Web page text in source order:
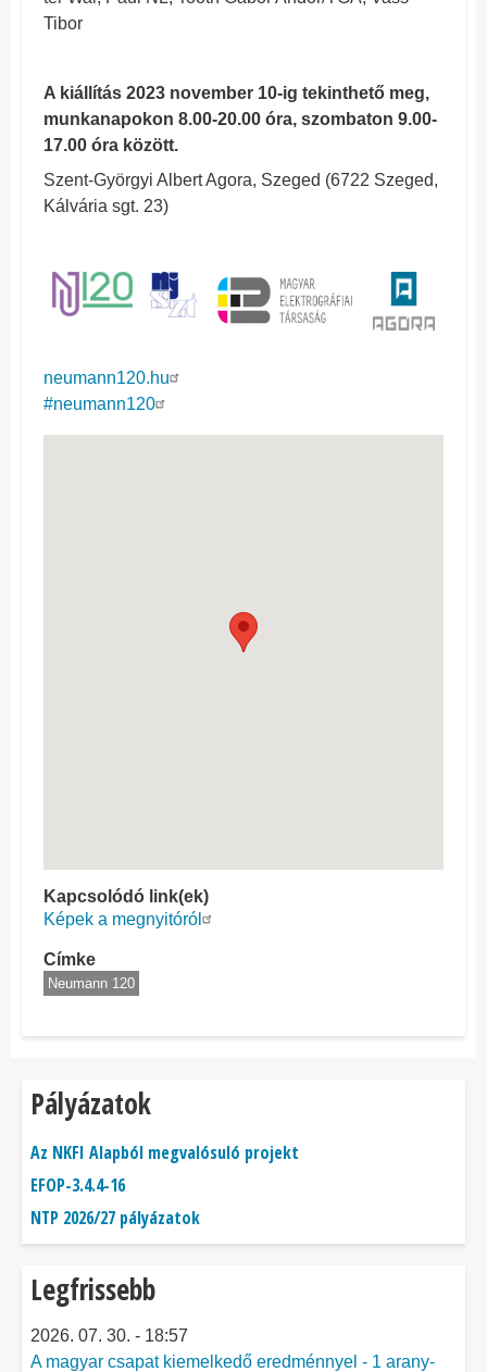
Tibor
A kiállítás 2023 november 10-ig tekinthető meg,
munkanapokon 8.00-20.00 óra, szombaton 9.00-
17.00 óra között.
Szent-Györgyi Albert Agora, Szeged (6722 Szeged,
Kálvária sgt. 23)
neumann120.hu
#neumann120
Kapcsolódó link(ek)
Képek a megnyitóról
Címke
Neumann 120
Pályázatok
Az NKFI Alapból megvalósuló projekt
EFOP-3.4.4-16
NTP 2026/27 pályázatok
Legfrissebb
2026. 07. 30. - 18:57
A magyar csapat kiemelkedő eredménnyel - 1 arany-